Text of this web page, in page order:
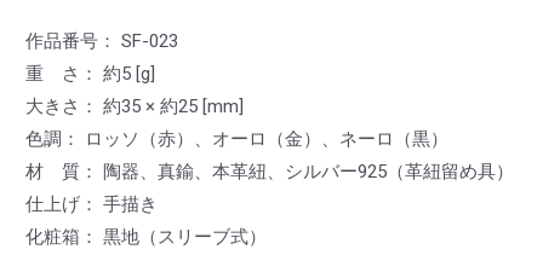
作品番号： SF-023
重 さ： 約5 [g]
大きさ： 約35 × 約25 [mm]
色調： ロッソ（赤）、オーロ（金）、ネーロ（黒）
材 質： 陶器、真鍮、本革紐、シルバー925（革紐留め具）
仕上げ： 手描き
化粧箱： 黒地（スリーブ式）